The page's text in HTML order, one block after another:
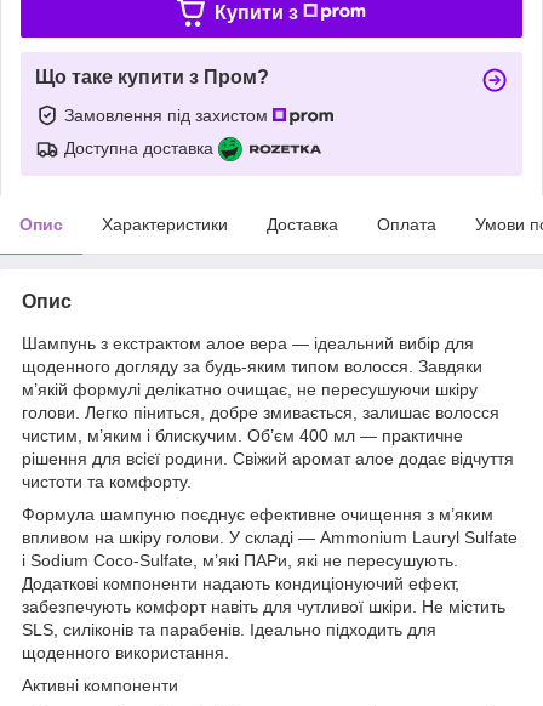
Купити з
Що таке купити з Пром?
Замовлення під захистом
Доступна доставка
Опис Характеристики Доставка Оплата Умови
Опис
Шампунь з екстрактом алое вера — ідеальний вибір для
щоденного догляду за будь-яким типом волосся. Завдяки
м’якій формулі делікатно очищає, не пересушуючи шкіру
голови. Легко піниться, добре змивається, залишає волосся
чистим, м’яким і блискучим. Об’єм 400 мл — практичне
рішення для всієї родини. Свіжий аромат алое додає відчуття
чистоти та комфорту.
Формула шампуню поєднує ефективне очищення з м’яким
впливом на шкіру голови. У складі — Ammonium Lauryl Sulfate
і Sodium Coco-Sulfate, м’які ПАРи, які не пересушують.
Додаткові компоненти надають кондиціонуючий ефект,
забезпечують комфорт навіть для чутливої шкіри. Не містить
SLS, силіконів та парабенів. Ідеально підходить для
щоденного використання.
Активні компоненти